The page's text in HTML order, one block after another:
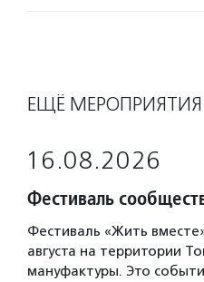
ЕЩЁ МЕРОПРИЯТИЯ
16.08.2026
Фестиваль
Фестиваль «Жить
августа на территории
мануфактуры. Это